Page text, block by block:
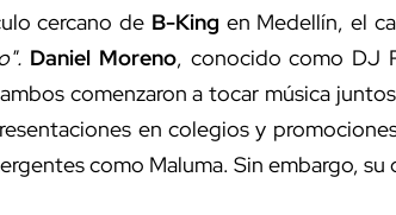
cercano de B-King en Medellín, el
Daniel Moreno, conocido como DJ
comenzaron a tocar música
en colegios y
como Maluma. Sin embargo,